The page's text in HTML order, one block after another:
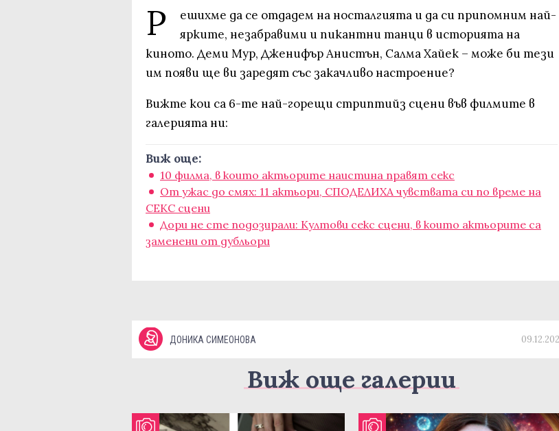
Р
ешихме да се отдадем на носталгията и да си припомним най-
ярките, незабравими и пикантни танци в историята на
киното. Деми Мур, Дженифър Анистън, Салма Хайек – може би тези
им появи ще ви заредят със закачливо настроение?
Вижте кои са 6-те най-горещи стриптийз сцени във филмите в
галерията ни:
Виж още:
10 филма, в които актьорите наистина правят секс
От ужас до смях: 11 актьори, СПОДЕЛИХА чувствата си по време на
СЕКС сцени
Дори не сте подозирали: Култови секс сцени, в които актьорите са
заменени от дубльори
ДОНИКА СИМЕОНОВА
Виж още галерии